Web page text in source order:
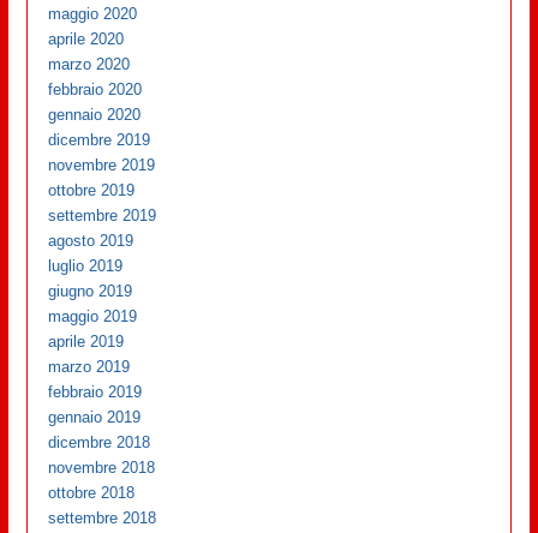
maggio 2020
aprile 2020
marzo 2020
febbraio 2020
gennaio 2020
dicembre 2019
novembre 2019
ottobre 2019
settembre 2019
agosto 2019
luglio 2019
giugno 2019
maggio 2019
aprile 2019
marzo 2019
febbraio 2019
gennaio 2019
dicembre 2018
novembre 2018
ottobre 2018
settembre 2018